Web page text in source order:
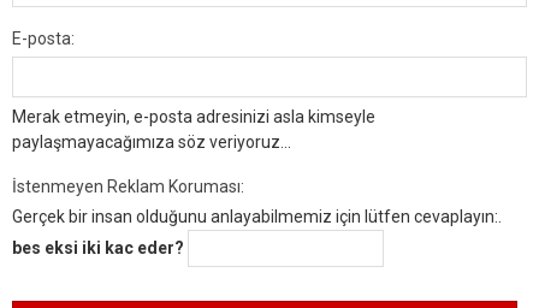
E-posta:
Merak etmeyin, e-posta adresinizi asla kimseyle
paylaşmayacağımıza söz veriyoruz...
İstenmeyen Reklam Koruması:
Gerçek bir insan olduğunu anlayabilmemiz için lütfen cevaplayın:.
bes eksi iki kac eder?